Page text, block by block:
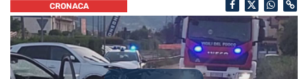
CRONACA